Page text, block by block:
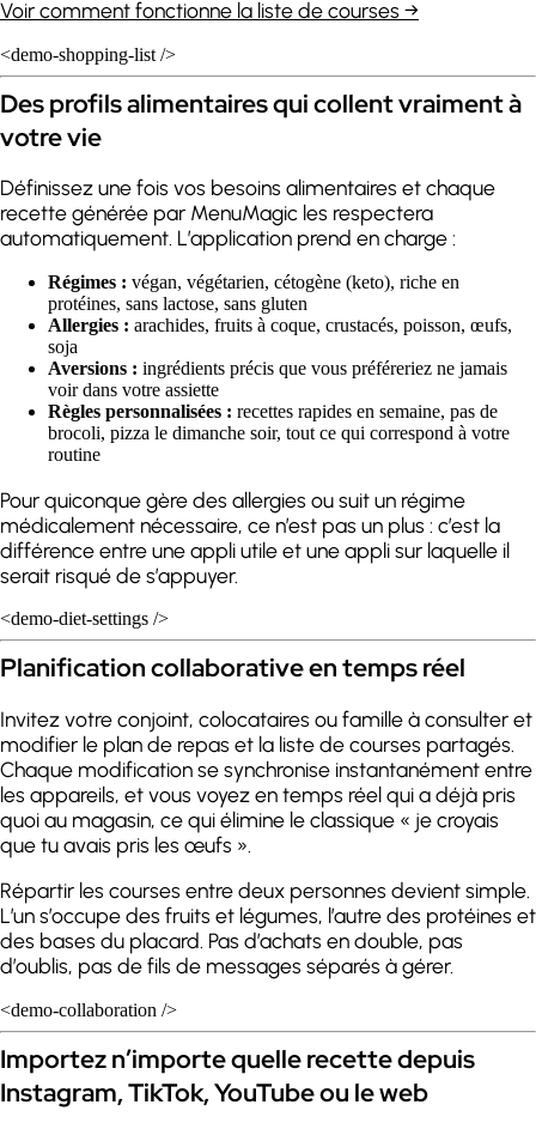
Voir comment fonctionne la liste de courses →
<demo-shopping-list />
Des profils alimentaires qui collent vraiment à
votre vie
Définissez une fois vos besoins alimentaires et chaque
recette générée par MenuMagic les respectera
automatiquement. L’application prend en charge :
Régimes : végan, végétarien, cétogène (keto), riche en
protéines, sans lactose, sans gluten
Allergies : arachides, fruits à coque, crustacés, poisson, œufs,
soja
Aversions : ingrédients précis que vous préféreriez ne jamais
voir dans votre assiette
Règles personnalisées : recettes rapides en semaine, pas de
brocoli, pizza le dimanche soir, tout ce qui correspond à votre
routine
Pour quiconque gère des allergies ou suit un régime
médicalement nécessaire, ce n’est pas un plus : c’est la
différence entre une appli utile et une appli sur laquelle il
serait risqué de s’appuyer.
<demo-diet-settings />
Planification collaborative en temps réel
Invitez votre conjoint, colocataires ou famille à consulter et
modifier le plan de repas et la liste de courses partagés.
Chaque modification se synchronise instantanément entre
les appareils, et vous voyez en temps réel qui a déjà pris
quoi au magasin, ce qui élimine le classique « je croyais
que tu avais pris les œufs ».
Répartir les courses entre deux personnes devient simple.
L’un s’occupe des fruits et légumes, l’autre des protéines et
des bases du placard. Pas d’achats en double, pas
d’oublis, pas de fils de messages séparés à gérer.
<demo-collaboration />
Importez n’importe quelle recette depuis
Instagram, TikTok, YouTube ou le web